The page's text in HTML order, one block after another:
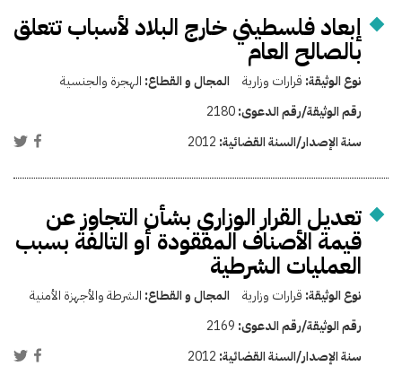
إبعاد فلسطيني خارج البلاد لأسباب تتعلق
بالصالح العام
نوع الوثيقة: قرارات وزارية المجال و القطاع: الهجرة والجنسية
رقم الوثيقة/رقم الدعوى:2180
سنة الإصدار/السنة القضائية: 2012
تعديل القرار الوزاري بشأن التجاوز عن
قيمة الأصناف المفقودة أو التالفة بسبب
العمليات الشرطية
نوع الوثيقة: قرارات وزارية المجال و القطاع: الشرطة والأجهزة الأمنية
رقم الوثيقة/رقم الدعوى: 2169
سنة الإصدار/السنة القضائية: 2012